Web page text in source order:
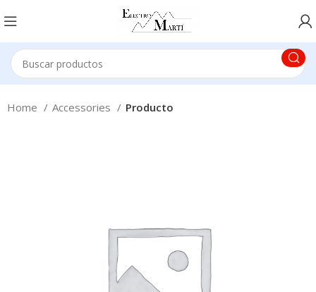
Home Accessories Producto